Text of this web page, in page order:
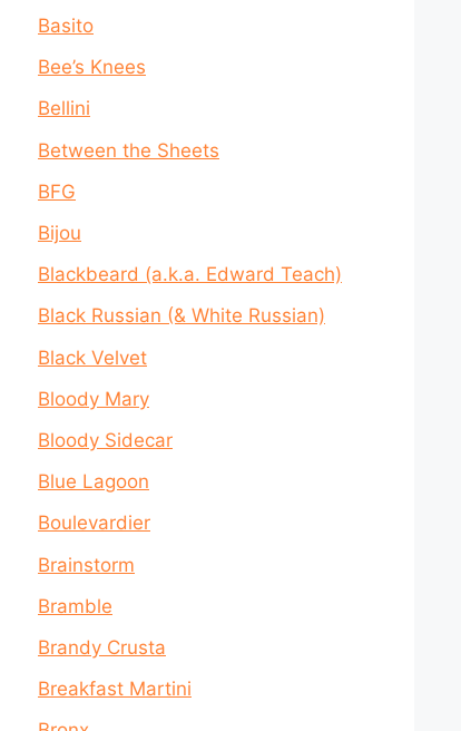
Basito
Bee’s Knees
Bellini
Between the Sheets
BFG
Bijou
Blackbeard (a.k.a. Edward Teach)
Black Russian (& White Russian)
Black Velvet
Bloody Mary
Bloody Sidecar
Blue Lagoon
Boulevardier
Brainstorm
Bramble
Brandy Crusta
Breakfast Martini